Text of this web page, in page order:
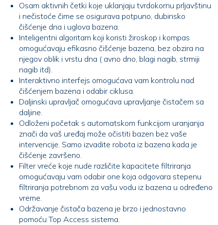
Osam aktivnih četki koje uklanjaju tvrdokornu prljavštinu
i nečistoće čime se osigurava potpuno, dubinsko
čišćenje dna i uglova bazena.
Inteligentni algoritam koji koristi žiroskop i kompas
omogućavaju efikasno čišćenje bazena, bez obzira na
njegov oblik i vrstu dna ( avno dno, blagi nagib, strmiji
nagib itd).
Interaktivno interfejs omogućava vam kontrolu nad
čišćenjem bazena i odabir ciklusa.
Daljinski upravljač omogućava upravljanje čistačem sa
daljine.
Odloženi početak s automatskom funkcijom uranjanja
znači da vaš uređaj može očistiti bazen bez vaše
intervencije. Samo izvadite robota iz bazena kada je
čišćenje završeno.
Filter vreće koje nude različite kapacitete filtriranja
omogućavaju vam odabir one koja odgovara stepenu
filtriranja potrebnom za vašu vodu iz bazena u određeno
vreme.
Održavanje čistača bazena je brzo i jednostavno
pomoću Top Access sistema.